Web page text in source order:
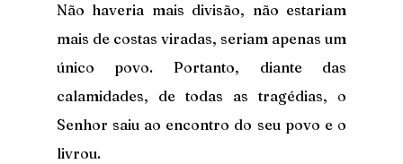
Não haveria mais divisão, não estariam
mais de costas viradas, seriam apenas um
único povo. Portanto, diante das
calamidades, de todas as tragédias, o
Senhor saiu ao encontro do seu povo e o
livrou.